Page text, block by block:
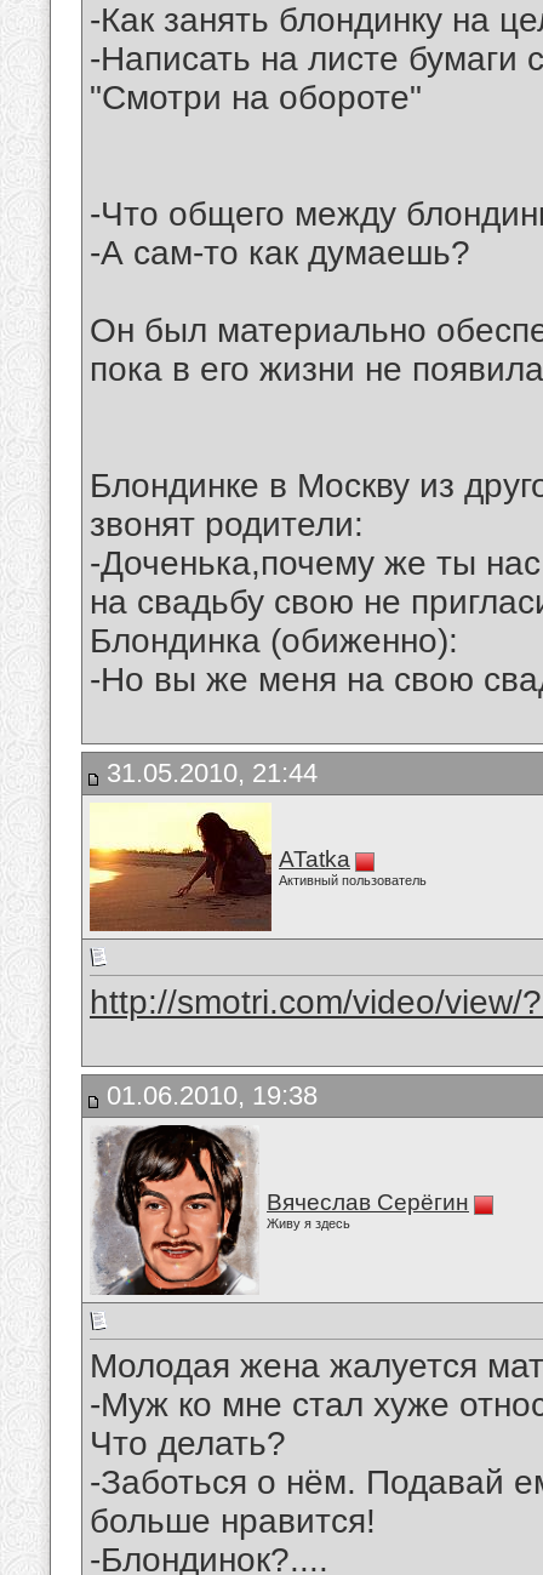
-Как занять блондинку на
-Написать на листе бумаги
"Смотри на обороте"
-Что общего между
-А сам-то как думаешь?
Он был материально
пока в его жизни не
Блондинке в Москву из
звонят родители:
-Доченька,почему же ты
на свадьбу свою не
Блондинка (обиженно):
-Но вы же меня на свою
31.05.2010, 21:44
ATatka
Активный пользователь
http://smotri.com/video/view/
01.06.2010, 19:38
Вячеслав Серёгин
Живу я здесь
Молодая жена жалуется
-Муж ко мне стал хуже
Что делать?
-Заботься о нём. Подавай
больше нравится!
-Блондинок?....